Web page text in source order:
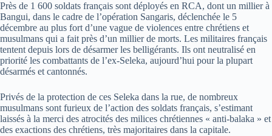
Près de 1 600 soldats français sont déployés en RCA, dont un millier à
Bangui, dans le cadre de l’opération Sangaris, déclenchée le 5
décembre au plus fort d’une vague de violences entre chrétiens et
musulmans qui a fait près d’un millier de morts. Les militaires français
tentent depuis lors de désarmer les belligérants. Ils ont neutralisé en
priorité les combattants de l’ex-Seleka, aujourd’hui pour la plupart
désarmés et cantonnés.
Privés de la protection de ces Seleka dans la rue, de nombreux
musulmans sont furieux de l’action des soldats français, s’estimant
laissés à la merci des atrocités des milices chrétiennes « anti-balaka » et
des exactions des chrétiens, très majoritaires dans la capitale.